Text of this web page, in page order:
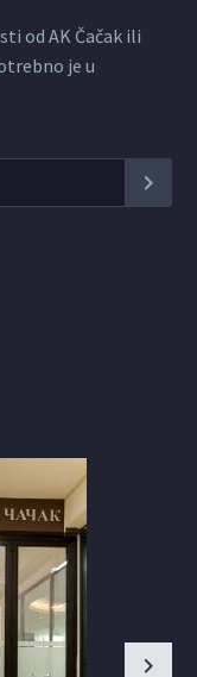
od AK Čačak ili
je u